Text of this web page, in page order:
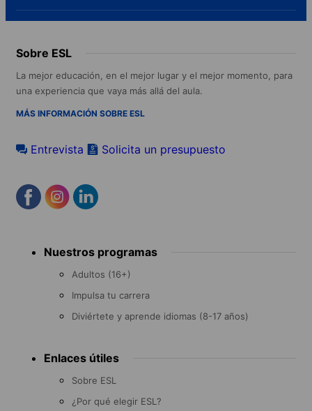
Sobre ESL
La mejor educación, en el mejor lugar y el mejor momento, para
una experiencia que vaya más allá del aula.
MÁS INFORMACIÓN SOBRE ESL
Entrevista Solicita un presupuesto
menu Nuestros programas
Adultos (16+)
Impulsa tu carrera
Diviértete y aprende idiomas (8-17 años)
Enlaces útiles
Sobre ESL
¿Por qué elegir ESL?